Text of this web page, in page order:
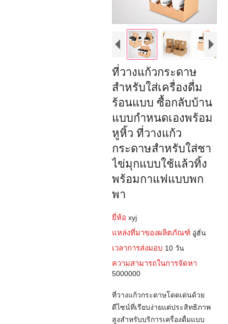
ที่วางแก้วกระดาษ
สำหรับใส่เครื่องดื่ม
ร้อนแบบ ซื้อกลับบ้าน
แบบกำหนดเองพร้อม
หูหิ้ว ที่วางแก้ว
กระดาษสำหรับใส่ชา
ไข่มุกแบบใช้แล้วทิ้ง
พร้อมกาแฟแบบพก
พา
ยี่ห้อ xyj
แหล่งที่มาของผลิตภัณฑ์ อู่ฮั่น
เวลาการส่งมอบ 10 วัน
ความสามารถในการจัดหา
5000000
ที่วางแก้วกระดาษโดดเด่นด้วย
ดีไซน์ที่เรียบง่ายแต่ประสิทธิภาพ
สูงสำหรับบริการเครื่องดื่มแบบ